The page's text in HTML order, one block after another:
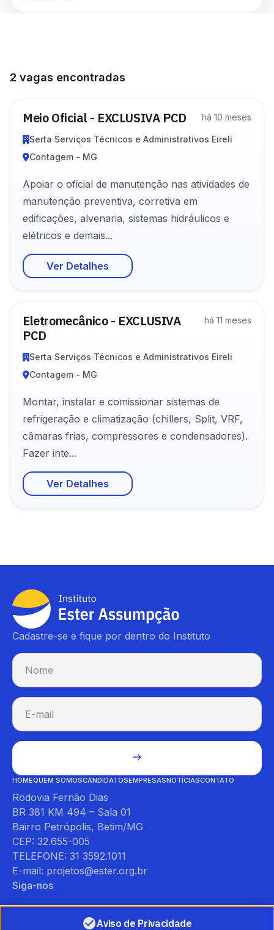
2 vagas encontradas
Meio Oficial - EXCLUSIVA PCD há 10 meses
Serta Serviços Técnicos e Administrativos Eireli
Contagem - MG
Apoiar o oficial de manutenção nas atividades de
manutenção preventiva, corretiva em
edificações, alvenaria, sistemas hidráulicos e
elétricos e demais...
Ver Detalhes
Eletromecânico - EXCLUSIVA
PCD
há 11 meses
Serta Serviços Técnicos e Administrativos Eireli
Contagem - MG
Montar, instalar e comissionar sistemas de
refrigeração e climatização (chillers, Split, VRF,
câmaras frias, compressores e condensadores).
Fazer inte...
Ver Detalhes
Cadastre-se e fique por dentro do Instituto
HOMEQUEM SOMOSCANDIDATOSEMPRESASNOTÍCIASCONTATO
Rodovia Fernão Dias
BR 381 KM 494 – Sala 01
Bairro Petrópolis, Betim/MG
CEP: 32.655-005
TELEFONE: 31 3592.1011
E-mail: projetos@ester.org.br
Siga-nos
Aviso de Privacidade